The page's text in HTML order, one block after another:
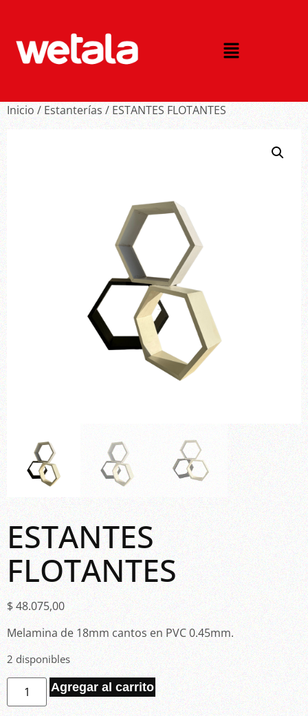
Inicio/ Estanterías/ ESTANTES FLOTANTES
ESTANTES
FLOTANTES
$48.075,00
Melamina de 18mm cantos en PVC 0.45mm.
2 disponibles
Agregar al carrito